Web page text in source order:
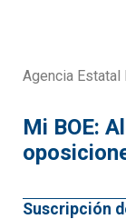
Agencia
Mi BOE:
Suscripción